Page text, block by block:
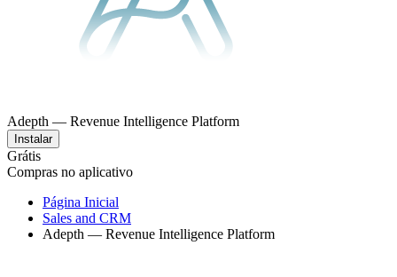
Adepth — Revenue Intelligence Platform
Instalar
Grátis
Compras no aplicativo
Página Inicial
Sales and CRM
Adepth — Revenue Intelligence Platform